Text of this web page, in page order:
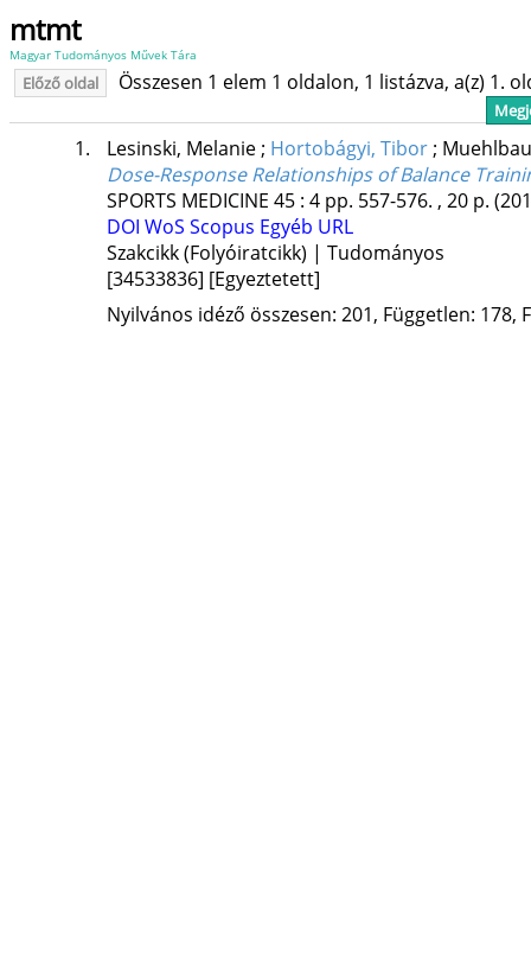
mtmt
Magyar Tudományos Művek Tára
Előző oldal Összesen 1 elem 1 oldalon, 1 listázva, a(z) 1.
1. Lesinski, Melanie; Hortobágyi, Tibor;
Dose-Response Relationships of Balance
SPORTS MEDICINE 45: 4 pp. 557-576. , 20 p.
DOI WoS Scopus Egyéb URL
Szakcikk (Folyóiratcikk) | Tudományos
[34533836] [Egyeztetett]
Nyilvános idéző összesen: 201, Független: 178,